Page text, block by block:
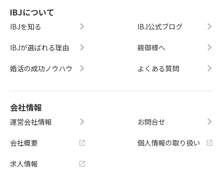
IBJについて
IBJを知る
IBJが選ばれる理由
婚活の成功ノウハウ
IBJ公式ブログ
親御様へ
よくある質問
会社情報
運営会社情報
会社概要
求人情報
お問合せ
個人情報の取り扱い